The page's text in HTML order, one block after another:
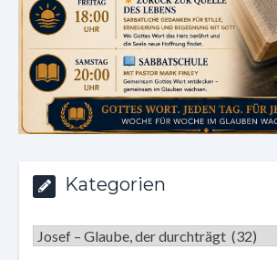
Kategorien
Kategorien